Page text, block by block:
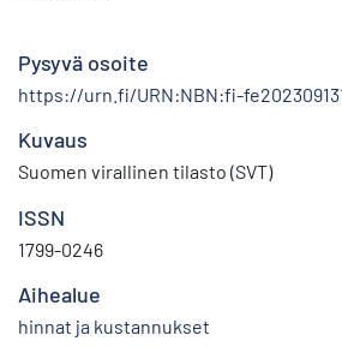
Pysyvä osoite
https://urn.fi/URN:NBN:fi-
Kuvaus
Suomen virallinen tilasto (SVT)
ISSN
1799-0246
Aihealue
hinnat ja kustannukset